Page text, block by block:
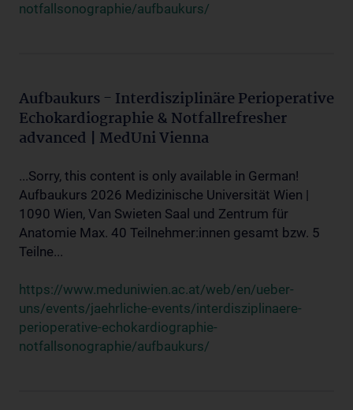
notfallsonographie/aufbaukurs/
Aufbaukurs - Interdisziplinäre Perioperative
Echokardiographie & Notfallrefresher
advanced | MedUni Vienna
...Sorry, this content is only available in German!
Aufbaukurs 2026 Medizinische Universität Wien |
1090 Wien, Van Swieten Saal und Zentrum für
Anatomie Max. 40 Teilnehmer:innen gesamt bzw. 5
Teilne...
https://www.meduniwien.ac.at/web/en/ueber-
uns/events/jaehrliche-events/interdisziplinaere-
perioperative-echokardiographie-
notfallsonographie/aufbaukurs/